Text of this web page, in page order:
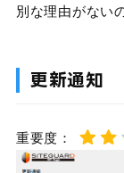
別な理由がない
更新通知
重要度：